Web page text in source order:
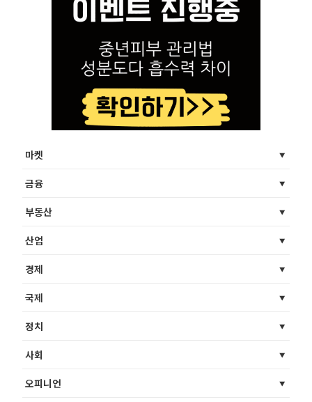
마켓
금융
부동산
산업
경제
국제
정치
사회
오피니언